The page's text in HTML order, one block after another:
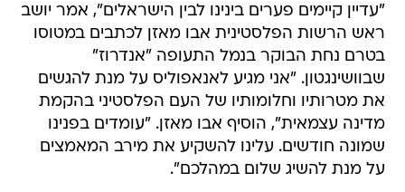
"עדיין קיימים פערים בינינו לבין הישראלים", אמר יושב
ראש הרשות הפלסטינית אבו מאזן לכתבים במטוסו
בטרם נחת הבוקר בנמל התעופה "אנדרוז"
שבוושינגטון. "אני מגיע לאנאפוליס על מנת להגשים
את מטרותיו וחלומותיו של העם הפלסטיני בהקמת
מדינה עצמאית", הוסיף אבו מאזן. "עומדים בפנינו
שמונה חודשים. עלינו להשקיע את מירב המאמצים
על מנת להשיג שלום במהלכם".